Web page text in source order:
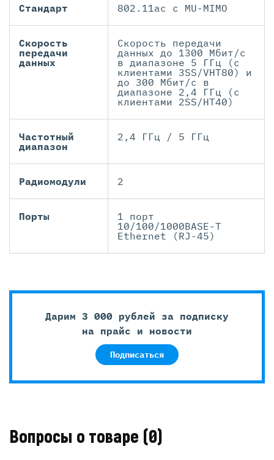
Стандарт 802.11ac с MU-MIMO
Скорость
передачи
данных
Скорость передачи
данных до 1300 Мбит/с
в диапазоне 5 ГГц (с
клиентами 3SS/VHT80) и
до 300 Мбит/с в
диапазоне 2,4 ГГц (с
клиентами 2SS/HT40)
Частотный
диапазон
2,4 ГГц / 5 ГГц
Радиомодули 2
Порты
1 порт
10/100/1000BASE-T
Ethernet (RJ-45)
Дарим 3 000 рублей за подписку
на прайс и новости
Подписаться
Вопросы о товаре (0)